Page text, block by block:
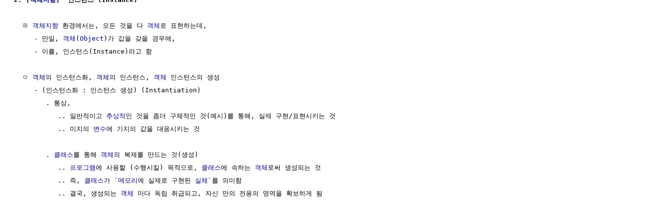
  ※
객체지향 환경에서는, 모든 것을 다 객체 로 표현하는데,
     - 만일,
객체 (Object )가 값을 갖을 경우에,
     - 이를, 인스턴스(Instance)라고 함
  ㅇ
객체 의 인스턴스화, 객체 의 인스턴스, 객체
인스턴스의 생성
     - (인스턴스화 : 인스턴스 생성) (Instantiation)
        . 통상,
           .. 일반적이고
추상적 인 것을 좀더 구체적인 것(예시)를 통해, 실제 구현/표현시키는 것
           .. 미지의
변수에 기지의 값을 대응시키는 것
        .
클래스를 통해 객체 의 복제를 만드는 것(생성)
           ..
프로그램에 사용할 (수행시킬) 목적으로, 클래스에 속하는 객체 로써 생성되는 것
           .. 즉,
클래스가 ` 메모리에 실제로 구현된 실체 `를 의미함
           .. 결국, 생성되는
객체 마다 독립 취급되고, 자신 만의 전용의 영역을 확보하게 됨